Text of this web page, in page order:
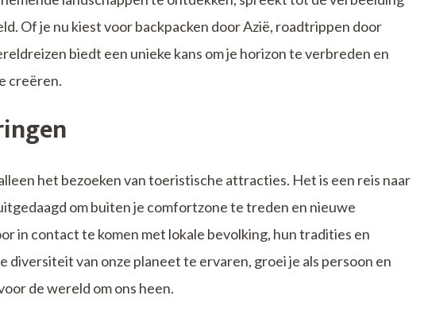
Of je nu kiest voor backpacken door Azië, roadtrippen door
biedt een unieke kans om je horizon te verbreden en
creëren.
het bezoeken van toeristische attracties. Het is een reis naar
om buiten je comfortzone te treden en nieuwe
in contact te komen met lokale bevolking, hun tradities en
diversiteit van onze planeet te ervaren, groei je als persoon en
de wereld om ons heen.